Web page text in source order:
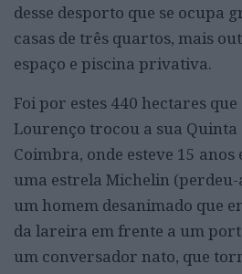
desse desporto que se ocupa
casas de três quartos, mais
espaço e piscina privativa.
Foi por estes 440 hectares
Lourenço trocou a sua Quinta
Coimbra, onde esteve 15 anos
uma estrela Michelin (perdeu-
um homem desanimado que
da lareira em frente a um
um conversador nato, que